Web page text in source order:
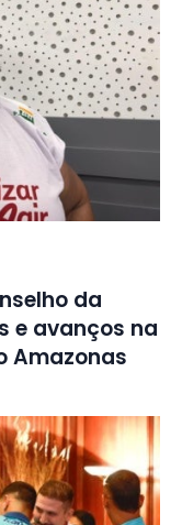
da
e avanços na
Amazonas